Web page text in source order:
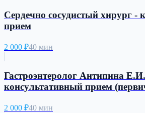
Cердечно сосудистый хирург -
прием
2 000 ₽40 мин
Гастроэнтеролог Антипина
консультативный прием
2 000 ₽40 мин